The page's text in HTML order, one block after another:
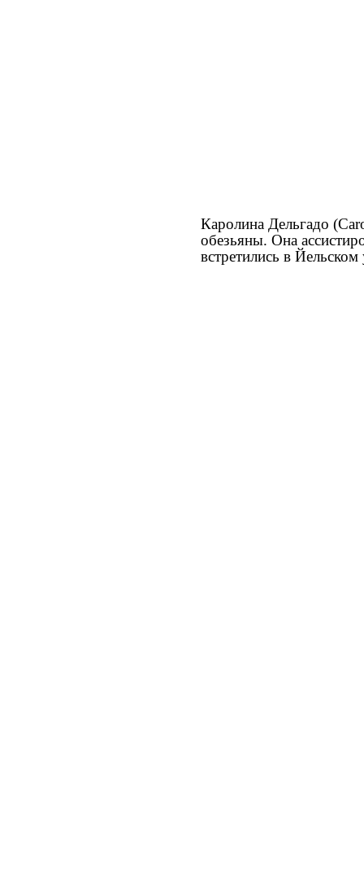
Каролина Дельгадо
обезьяны. Она
встретились в Йельском